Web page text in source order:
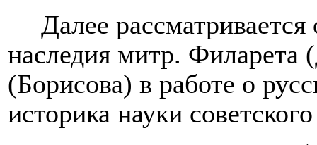
Далее
наследия митр. Филарета
(Борисова) в работе о
историка науки